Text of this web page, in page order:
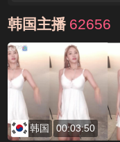
韩国主播 62656
韩国 00:03:50